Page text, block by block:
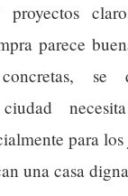
parece
se
para
una casa